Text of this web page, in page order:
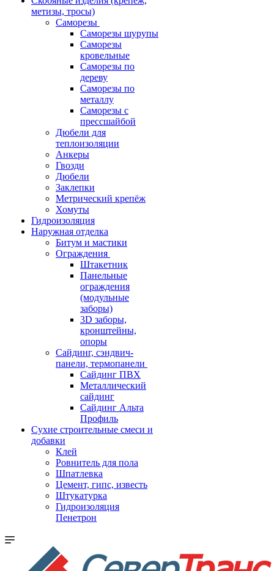
метизы, тросы)
Саморезы
Саморезы шурупы
Саморезы
кровельные
Саморезы по
дереву
Саморезы по
металлу
Саморезы с
прессшайбой
Дюбели для
теплоизоляции
Анкеры
Гвозди
Дюбели
Заклепки
Метрический крепёж
Хомуты
Гидроизоляция
Наружная отделка
Битум и мастики
Ограждения
Штакетник
Панельные
ограждения
(модульные
заборы)
3D заборы,
кронштейны,
опоры
Cайдинг, сэндвич-
панели, термопанели
Сайдинг ПВХ
Металлический
сайдинг
Сайдинг Альта
Профиль
Сухие строительные смеси и
добавки
Клей
Ровнитель для пола
Шпатлевка
Цемент, гипс, известь
Штукатурка
Гидроизоляция
Пенетрон